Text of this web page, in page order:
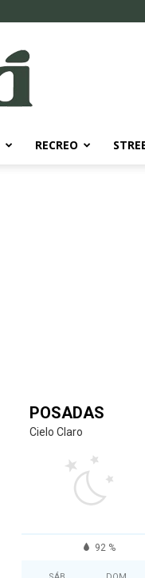
RECREO
POSADAS
Cielo Claro
92 %